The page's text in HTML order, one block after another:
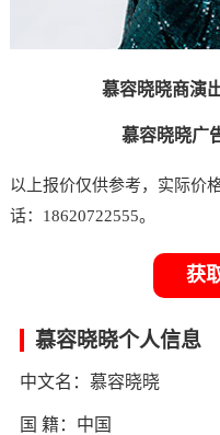
慕容晓晓商演
慕容晓晓广
以上报价仅供参考，实际
话：18620722555。
获
慕容晓晓个人信息
中文名：慕容晓晓
国 籍：中国